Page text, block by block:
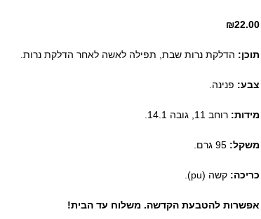
₪22.00
תוכן: הדלקת נרות שבת, תפילה לאשה לאחר הדלקת נרות.
צבע: פנינה.
מידות: רוחב 11, גובה 14.1.
משקל: 95 גרם.
כריכה: קשה (pu).
אפשרות להטבעת הקדשה. משלוח עד הבית!